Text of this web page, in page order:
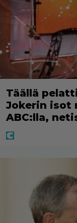
Täällä
Jokerin isot
ABC:lla,